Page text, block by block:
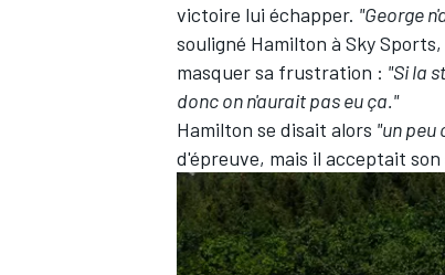
victoire lui échapper. "George
souligné Hamilton à Sky
masquer sa frustration : "Si la
donc on n'aurait pas eu ça."
Hamilton se disait alors "un peu
d'épreuve, mais il acceptait